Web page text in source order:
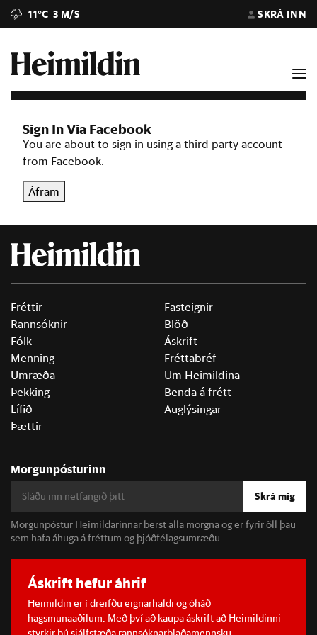
11°C 3 M/S SKRÁ INN
Sign In Via Facebook
You are about to sign in using a third party account
from Facebook.
Áfram
Fréttir
Rannsóknir
Fólk
Menning
Umræða
Þekking
Lífið
Þættir
Fasteignir
Blöð
Áskrift
Fréttabréf
Um Heimildina
Benda á frétt
Auglýsingar
Morgunpósturinn
Skrá mig
Morgunpóstur Heimildarinnar berst alla morgna og er fyrir öll þau
sem hafa áhuga á fréttum og þjóðfélagsumræðu.
Áskrift hefur áhrif
Heimildin er í dreifðu eignarhaldi og óháð
hagsmunaaðilum. Með því að kaupa áskrift að Heimildinni